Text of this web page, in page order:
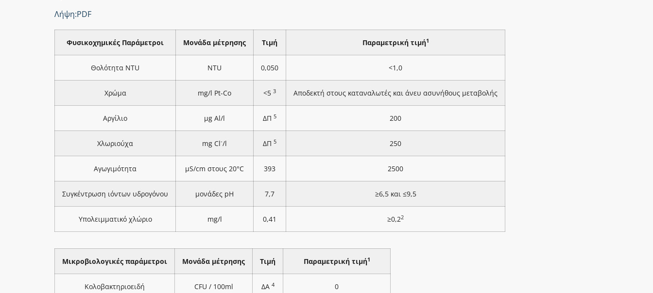
Λήψη:PDF
Φυσικοχημικές Παράμετροι Μονάδα μέτρησης Τιμή Παραμετρική τιμή1
Θολότητα NTU NTU 0,050 <1,0
Χρώμα mg/l Pt-Co <5 3 Αποδεκτή στους καταναλωτές και άνευ ασυνήθους μεταβολής
Αργίλιο μg Al/l ΔΠ 5 200
Χλωριούχα mg Cl-/l ΔΠ 5 250
Αγωγιμότητα μS/cm στους 20°C 393 2500
Συγκέντρωση ιόντων υδρογόνου μονάδες pH 7,7 ≥6,5 και ≤9,5
Υπολειμματικό χλώριο mg/l 0,41 ≥0,22
Μικροβιολογικές παράμετροι Μονάδα μέτρησης Τιμή Παραμετρική τιμή1
Κολοβακτηριοειδή CFU / 100ml ΔΑ 4 0